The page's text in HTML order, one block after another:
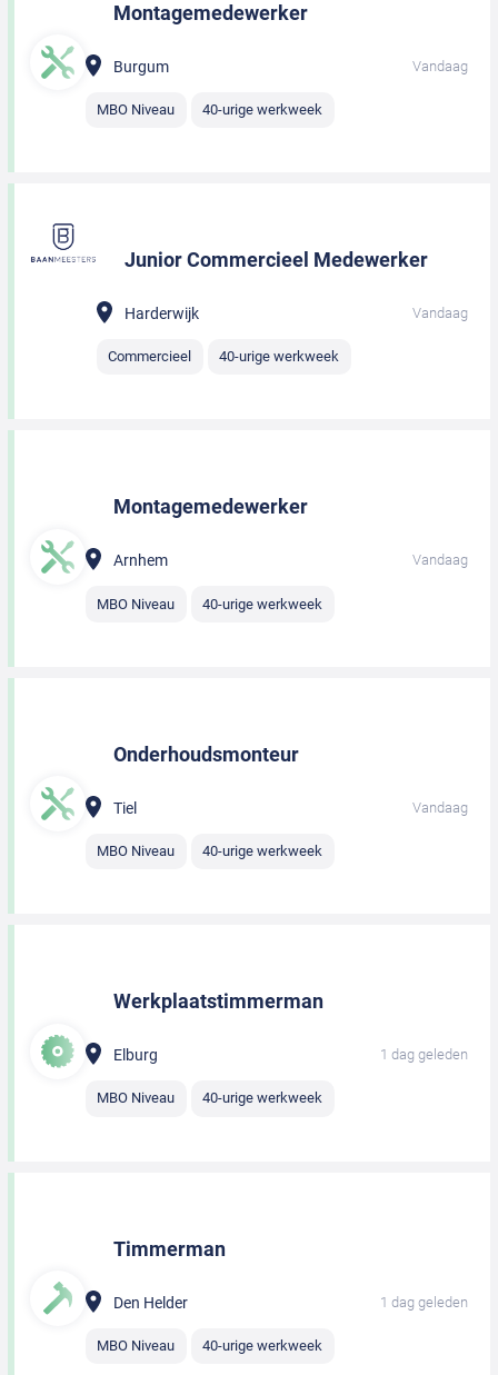
Montagemedewerker
Burgum Vandaag
MBO Niveau 40-urige werkweek
Junior Commercieel Medewerker
Harderwijk Vandaag
Commercieel 40-urige werkweek
Montagemedewerker
Arnhem Vandaag
MBO Niveau 40-urige werkweek
Onderhoudsmonteur
Tiel Vandaag
MBO Niveau 40-urige werkweek
Werkplaatstimmerman
Elburg 1 dag geleden
MBO Niveau 40-urige werkweek
Timmerman
Den Helder 1 dag geleden
MBO Niveau 40-urige werkweek